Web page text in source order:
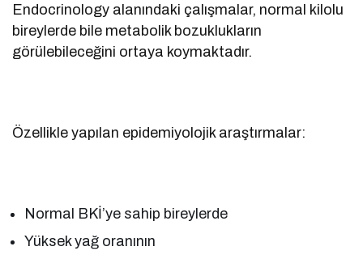
Endocrinology alanındaki çalışmalar, normal kilolu
bireylerde bile metabolik bozuklukların
görülebileceğini ortaya koymaktadır.
Özellikle yapılan epidemiyolojik araştırmalar:
Normal BKİ’ye sahip bireylerde
Yüksek yağ oranının